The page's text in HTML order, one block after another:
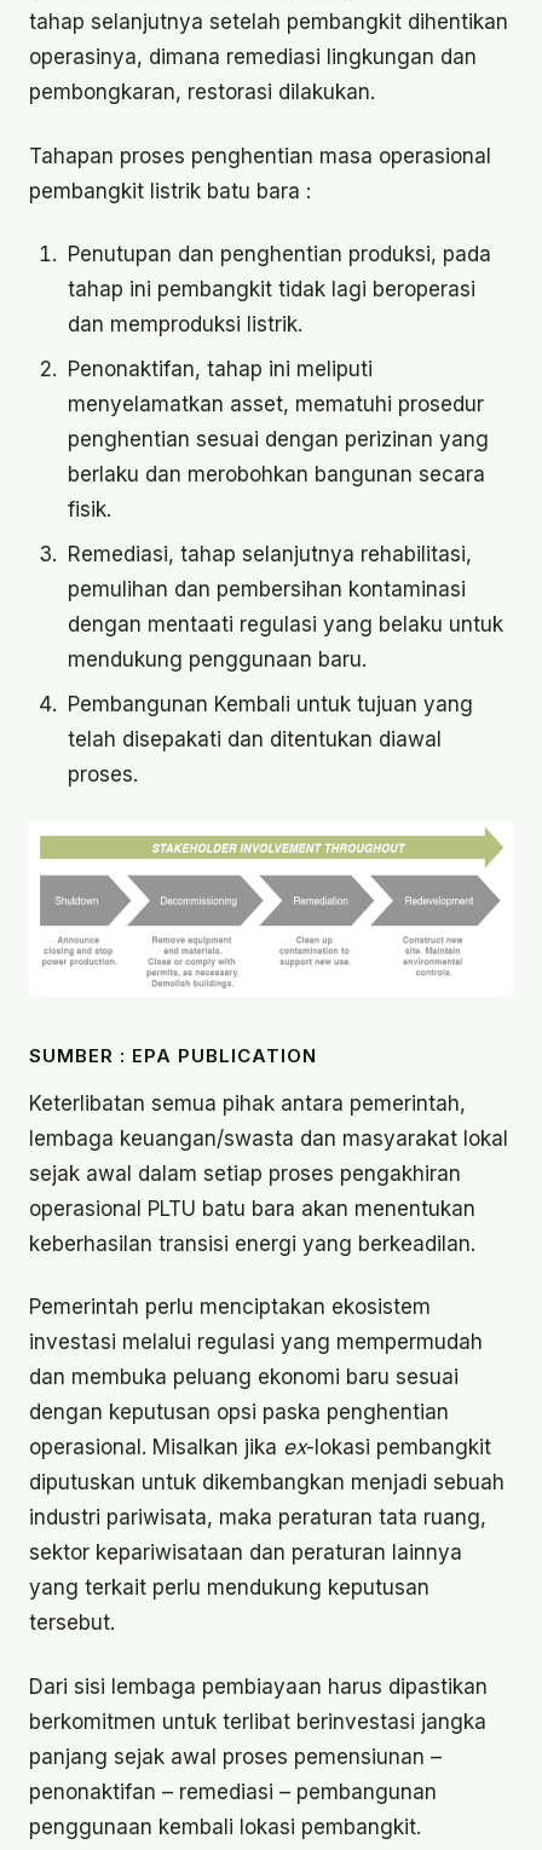
tahap selanjutnya setelah pembangkit dihentikan
operasinya, dimana remediasi lingkungan dan
pembongkaran, restorasi dilakukan.
Tahapan proses penghentian masa operasional
pembangkit listrik batu bara :
Penutupan dan penghentian produksi, pada
tahap ini pembangkit tidak lagi beroperasi
dan memproduksi listrik.
Penonaktifan, tahap ini meliputi
menyelamatkan asset, mematuhi prosedur
penghentian sesuai dengan perizinan yang
berlaku dan merobohkan bangunan secara
fisik.
Remediasi, tahap selanjutnya rehabilitasi,
pemulihan dan pembersihan kontaminasi
dengan mentaati regulasi yang belaku untuk
mendukung penggunaan baru.
Pembangunan Kembali untuk tujuan yang
telah disepakati dan ditentukan diawal
proses.
SUMBER : EPA PUBLICATION
Keterlibatan semua pihak antara pemerintah,
lembaga keuangan/swasta dan masyarakat lokal
sejak awal dalam setiap proses pengakhiran
operasional PLTU batu bara akan menentukan
keberhasilan transisi energi yang berkeadilan.
Pemerintah perlu menciptakan ekosistem
investasi melalui regulasi yang mempermudah
dan membuka peluang ekonomi baru sesuai
dengan keputusan opsi paska penghentian
operasional. Misalkan jika ex-lokasi pembangkit
diputuskan untuk dikembangkan menjadi sebuah
industri pariwisata, maka peraturan tata ruang,
sektor kepariwisataan dan peraturan lainnya
yang terkait perlu mendukung keputusan
tersebut.
Dari sisi lembaga pembiayaan harus dipastikan
berkomitmen untuk terlibat berinvestasi jangka
panjang sejak awal proses pemensiunan –
penonaktifan – remediasi – pembangunan
penggunaan kembali lokasi pembangkit.